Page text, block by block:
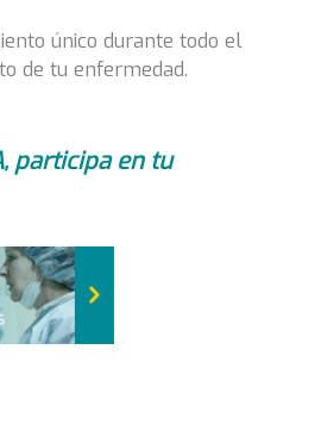
único durante todo el
de tu enfermedad.
participa en tu